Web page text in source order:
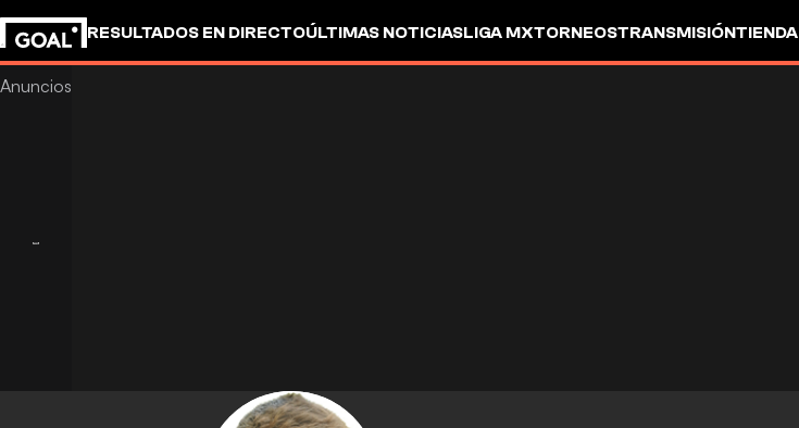
RESULTADOS EN DIRECTOÚLTIMAS NOTICIASLIGA MXTORNEOSTRANSMISIÓNTIENDA